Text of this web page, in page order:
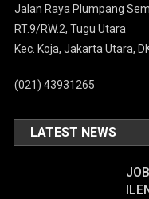
Jalan Raya Plumpang
RT.9/RW.2, Tugu Utara
Kec. Koja, Jakarta Utara,
(021) 43931265
LATEST NEWS